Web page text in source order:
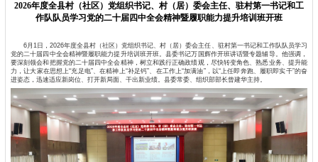
2026年度全县村（社区）党组织书记、村（居）委会主任、驻村第一书记和工
作队队员学习党的二十届四中全会精神暨履职能力提升培训班开班
6月1日，2026年度全县村（社区）党组织书记、村（居）委会主任、驻村第一书记和工作队队员学习
党的二十届四中全会精神暨履职能力提升培训班开班。县委书记万国辉作开班讲话暨专题辅导。他强调，
要深刻领会和把握党的二十届四中全会精神，树立和践行正确政绩观，尽快转变角色、熟悉业务、提升能
力，让大家在思想上“充足电”、在精神上“补足钙”、在工作上“加满油”，以“上任即奔跑、履职即实干”的奋
进姿态，迅速适应新岗位、打开新局面、干出新业绩。县委常委、组织部部长曾建华主持。